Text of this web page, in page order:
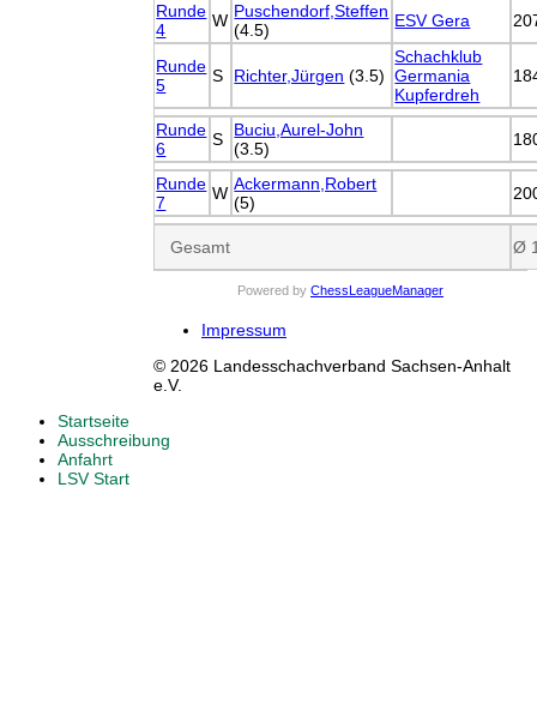
Runde
4
W Puschendorf,Steffen
(4.5)
ESV Gera
Runde
5
S Richter,Jürgen (3.5)
Schachklub
Germania
Kupferdreh
Runde
6
S
Buciu,Aurel-John
(3.5)
Runde
7
W Ackermann,Robert
(5)
Gesamt Ø
Powered by ChessLeagueManager
Impressum
© 2026 Landesschachverband Sachsen-Anhalt
e.V.
Startseite
Ausschreibung
Anfahrt
LSV Start